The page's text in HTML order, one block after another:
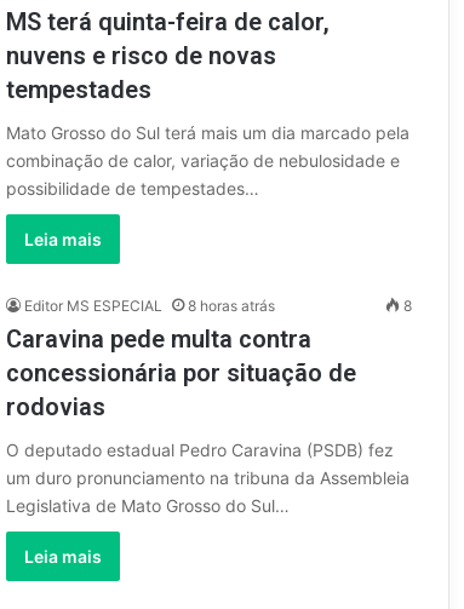
MS terá quinta-feira de calor,
nuvens e risco de novas
tempestades
Mato Grosso do Sul terá mais um dia marcado pela
combinação de calor, variação de nebulosidade e
possibilidade de tempestades…
Leia mais
Editor MS ESPECIAL 8 horas atrás 8
Caravina pede multa contra
concessionária por situação de
rodovias
O deputado estadual Pedro Caravina (PSDB) fez
um duro pronunciamento na tribuna da Assembleia
Legislativa de Mato Grosso do Sul…
Leia mais